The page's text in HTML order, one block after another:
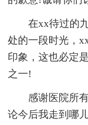
在xx待过的
处的一段时光，
印象，这也必定
之一!
感谢医院所
论今后我走到哪